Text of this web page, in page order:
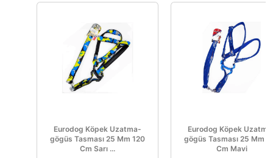
Eurodog Köpek Uzatma-
gögüs Tasması 25 Mm 120
Cm Sarı ...
Eurodog Köpek
gögüs Tasması 25 Mm
Cm Mavi